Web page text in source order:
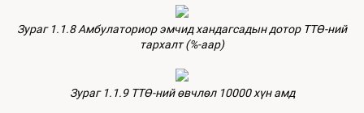
Зураг 1.1.8 Амбулаториор эмчид хандагсадын дотор ТТӨ-ний
тархалт (%-аар)
Зураг 1.1.9 ТТӨ-ний өвчлөл 10000 хүн амд